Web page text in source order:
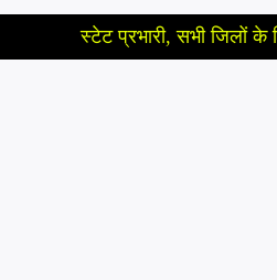
स्टेट प्रभारी, सभी जिलों के लिए ब्यूरो